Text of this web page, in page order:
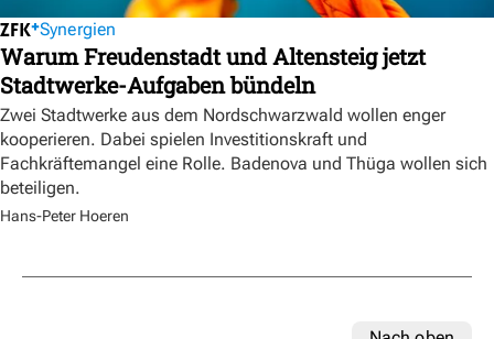
Synergien
Warum Freudenstadt und Altensteig jetzt
Stadtwerke-Aufgaben bündeln
Zwei Stadtwerke aus dem Nordschwarzwald wollen enger
kooperieren. Dabei spielen Investitionskraft und
Fachkräftemangel eine Rolle. Badenova und Thüga wollen sich
beteiligen.
Hans-Peter Hoeren